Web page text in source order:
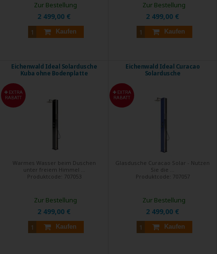
2 499,00 €
Kaufen
Zur Bestellung
2 499,00 €
Kaufen
Zur Bestellung
Eichenwald Ideal Solardusche
Kuba ohne Bodenplatte
EXTRA
RABATT
Warmes Wasser beim Duschen
unter freiem Himmel ...
Produktcode: 707053
2 499,00 €
Kaufen
Zur Bestellung
Eichenwald Ideal Curacao
Solardusche
EXTRA
RABATT
Glasdusche Curacao Solar - Nutzen
Sie die ...
Produktcode: 707057
2 499,00 €
Kaufen
Zur Bestellung